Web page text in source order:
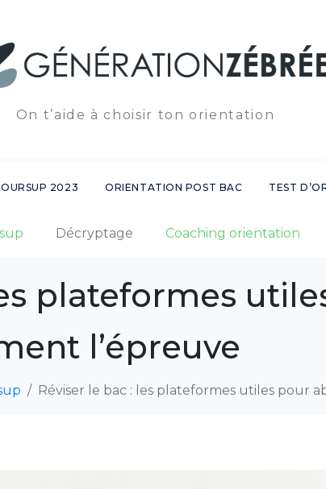
On t’aide à choisir ton orientation
2023 ORIENTATION POST BAC TEST
Décryptage Coaching orientation
plateformes
l’épreuve
Réviser le bac : les plateformes utiles pour